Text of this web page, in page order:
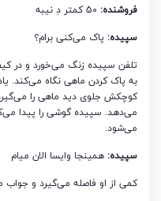
فروشنده:
سپیده: پاک می‌کنی برام؟
تلفن سپیده زنگ می‌خورد و در
به پاک کردن ماهی نگاه می‌کند.
کوچکش جلوی دید ماهی را می‌گیرد
می‌دهد. سپیده گوشی را پیدا
می‌شود.
سپیده: همینجا وایسا الان میام
کمی از او فاصله می‌گیرد و